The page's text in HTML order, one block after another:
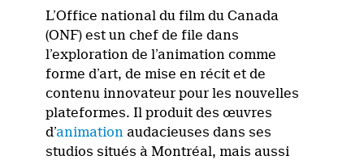
L’Office national du film du Canada
(ONF) est un chef de file dans
l’exploration de l’animation comme
forme d’art, de mise en récit et de
contenu innovateur pour les nouvelles
plateformes. Il produit des œuvres
d’animation audacieuses dans ses
studios situés à Montréal, mais aussi